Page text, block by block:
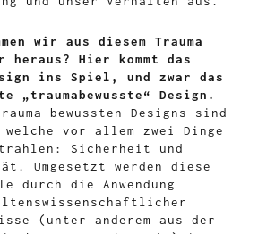
wir aus diesem Trauma
heraus? Hier kommt das
ins Spiel, und zwar das
„traumabewusste“ Design.
bewussten Designs sind
welche vor allem zwei Dinge
Sicherheit und
Umgesetzt werden diese
durch die Anwendung
(unter anderem aus der